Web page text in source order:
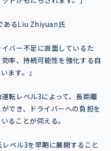
あるLiu Zhiyuan氏
バー不足に直面しているた
率、持続可能性を強化する自
ます。」
転レベル3によって、長距離
でき、ドライバーへの負担を
ることが伺える。
ベル3を早期に展開すること